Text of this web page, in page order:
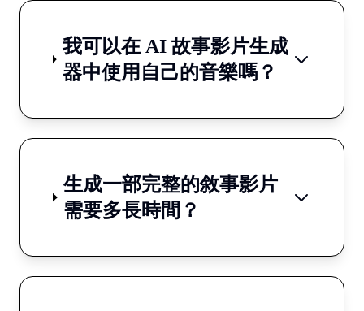
我可以在 AI 故事影片生成
器中使用自己的音樂嗎？
生成一部完整的敘事影片
需要多長時間？